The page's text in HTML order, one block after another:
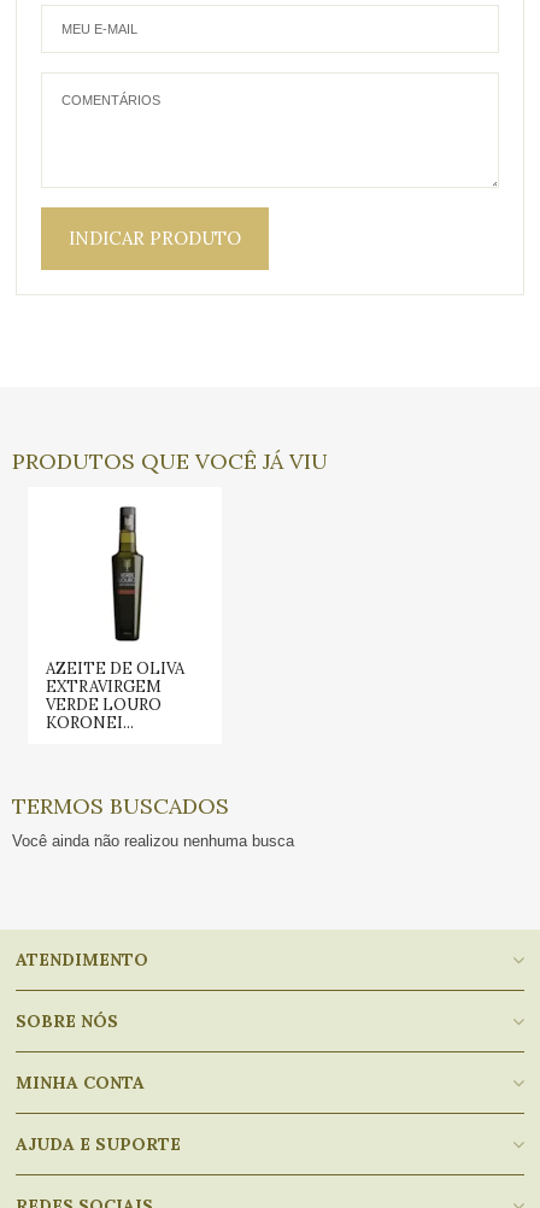
INDICAR PRODUTO
PRODUTOS QUE VOCÊ JÁ VIU
AZEITE DE OLIVA
EXTRAVIRGEM
VERDE LOURO
KORONEI...
TERMOS BUSCADOS
Você ainda não realizou nenhuma busca
ATENDIMENTO
SOBRE NÓS
MINHA CONTA
AJUDA E SUPORTE